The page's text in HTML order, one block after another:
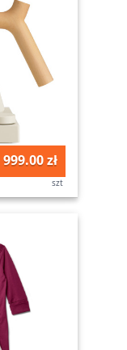
999.00 zł
szt